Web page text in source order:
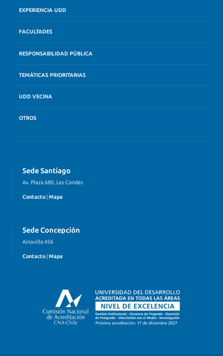
EXPERIENCIA UDD
FACULTADES
RESPONSABILIDAD PÚBLICA
TEMÁTICAS PRIORITARIAS
UDD VECINA
OTROS
Sede Santiago
Av. Plaza 680, Las Condes
Contacto Mapa
Sede Concepción
Ainavillo 456
Contacto | Mapa